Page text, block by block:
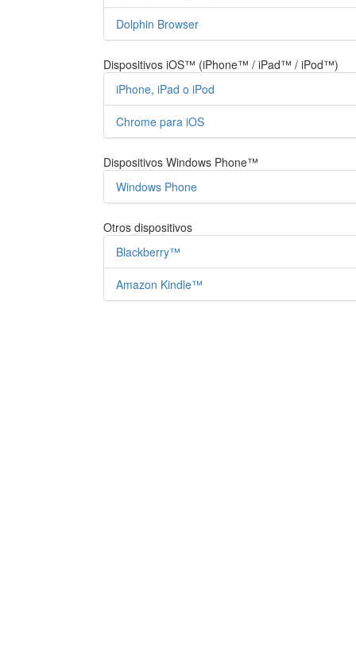
Dolphin Browser
Dispositivos iOS™ (iPhone™ / iPad™ / iPod™)
iPhone, iPad o iPod
Chrome para iOS
Dispositivos Windows Phone™
Windows Phone
Otros dispositivos
Blackberry™
Amazon Kindle™